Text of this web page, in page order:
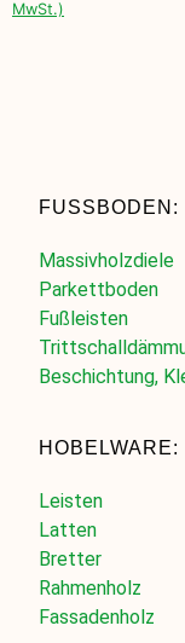
MwSt.)
FUSSBODEN:
Massivholzdiele
Parkettboden
Fußleisten
Beschichtung,
HOBELWARE:
Leisten
Latten
Bretter
Rahmenholz
Fassadenholz